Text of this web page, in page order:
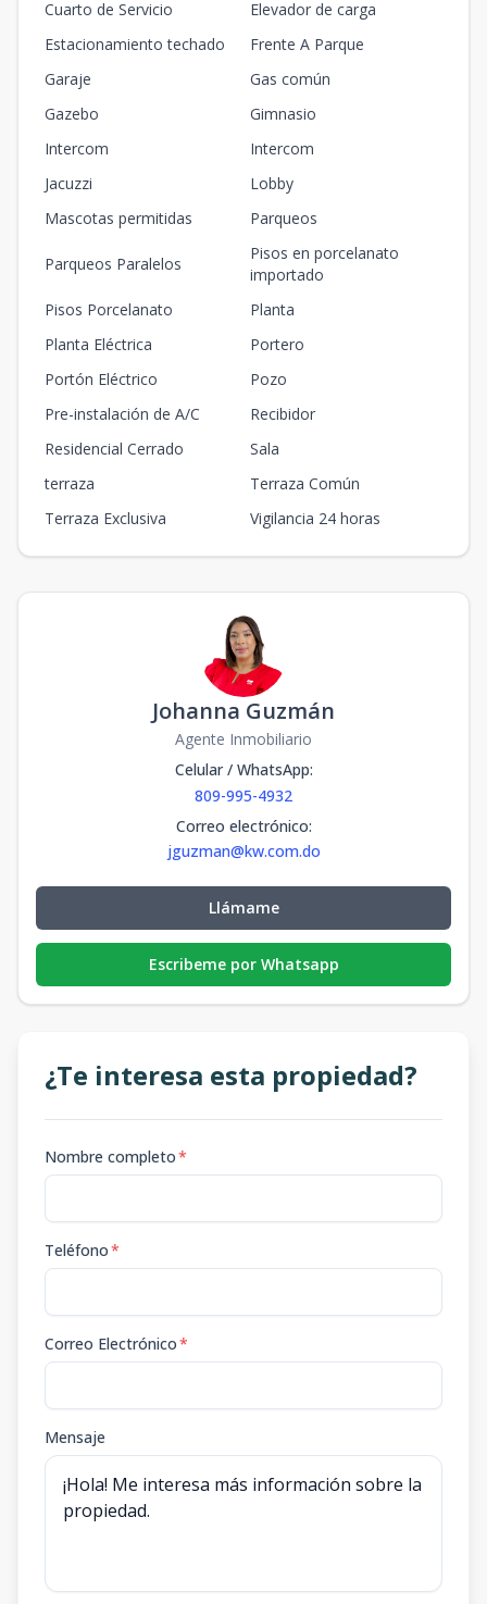
Cuarto de Servicio
Elevador de carga
Estacionamiento techado
Frente A Parque
Garaje
Gas común
Gazebo
Gimnasio
Intercom
Intercom
Jacuzzi
Lobby
Mascotas permitidas
Parqueos
Parqueos Paralelos
Pisos en porcelanato
importado
Pisos Porcelanato
Planta
Planta Eléctrica
Portero
Portón Eléctrico
Pozo
Pre-instalación de A/C
Recibidor
Residencial Cerrado
Sala
terraza
Terraza Común
Terraza Exclusiva
Vigilancia 24 horas
Johanna Guzmán
Agente Inmobiliario
Celular / WhatsApp:
809-995-4932
Correo electrónico:
jguzman@kw.com.do
Llámame
Escribeme por Whatsapp
¿Te interesa esta propiedad?
Nombre completo*
Teléfono*
Correo Electrónico*
Mensaje